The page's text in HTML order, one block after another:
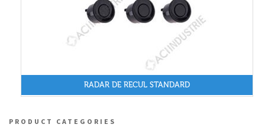
RADAR DE RECUL STANDARD
PRODUCT CATEGORIES